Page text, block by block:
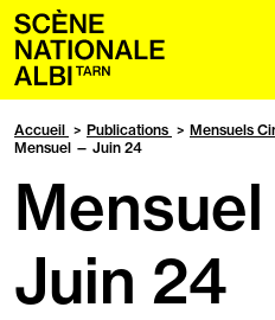
Accueil
Accueil Publications
Mensuels
Mensuel — Juin 24
Juin 24